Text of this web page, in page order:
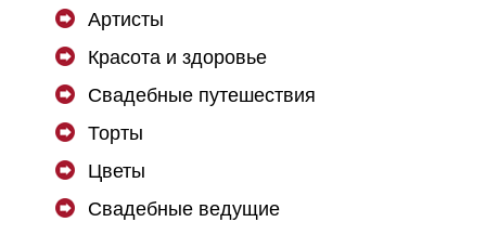
Артисты
Красота и здоровье
Свадебные путешествия
Торты
Цветы
Свадебные ведущие